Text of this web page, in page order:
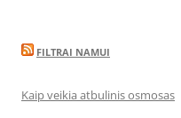
FILTRAI NAMUI
Kaip veikia atbulinis osmosas